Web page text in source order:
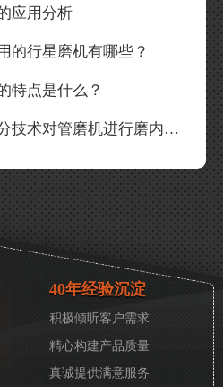
应用分析
的行星磨机有哪些？
特点是什么？
如何利用磨内筛分技术对管磨机进行磨内改造？
40年经验沉淀
积极倾听客户需求
精心构建产品质量
真诚提供满意服务